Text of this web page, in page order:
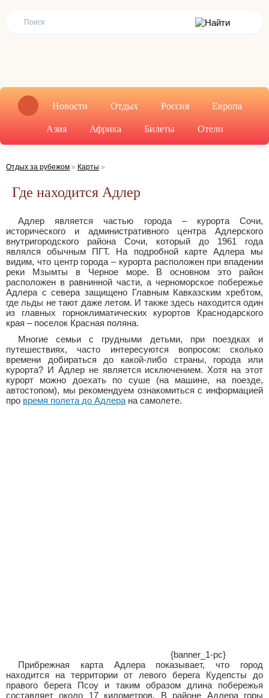
Новости Отдых Россия Европа
Азия Африка Билеты Отели
Отдых за рубежом » Карты »
Где находится Адлер
Адлер является частью города – курорта Сочи,
исторического и административного центра Адлерского
внутригородского района Сочи, который до 1961 года
являлся обычным ПГТ. На подробной карте Адлера мы
видим, что центр города – курорта расположен при впадении
реки Мзымты в Черное море. В основном это район
расположен в равнинной части, а черноморское побережье
Адлера с севера защищено Главным Кавказским хребтом,
где льды не тают даже летом. И также здесь находится один
из главных горноклиматических курортов Краснодарского
края – поселок Красная поляна.
Многие семьи с грудными детьми, при поездках и
путешествиях, часто интересуются вопросом: сколько
времени добираться до какой-либо страны, города или
курорта? И Адлер не является исключением. Хотя на этот
курорт можно доехать по суше (на машине, на поезде,
автостопом), мы рекомендуем ознакомиться с информацией
про время полета до Адлера на самолете.
{banner_1-pc}
Прибрежная карта Адлера показывает, что город
находится на территории от левого берега Кудепсты до
правого берега Псоу и таким образом длина побережья
составляет около 17 километров. В районе Адлера горы